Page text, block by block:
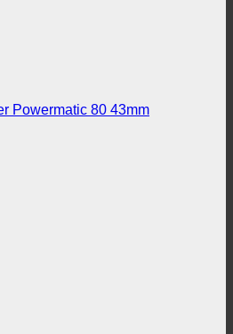
Powermatic 80 43mm